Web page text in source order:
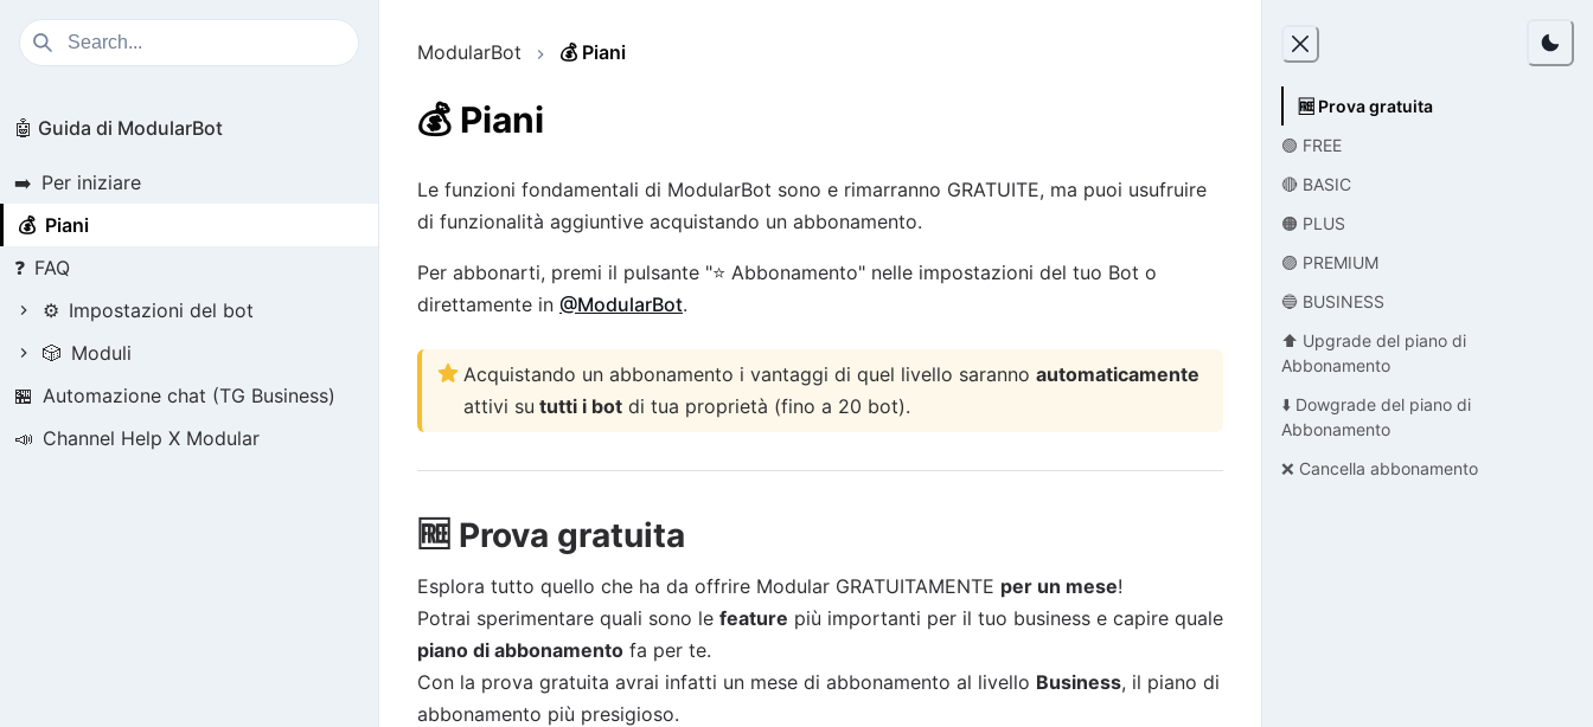
🤖 Guida di ModularBot
➡️ Per iniziare
💰 Piani
❓ FAQ
⚙️ Impostazioni del bot
🎲 Moduli
🏪 Automazione chat (TG Business)
📣 Channel Help X Modular
ModularBot 💰 Piani
💰 Piani
Le funzioni fondamentali di ModularBot sono e rimarranno GRATUITE, ma puoi usufruire
di funzionalità aggiuntive acquistando un abbonamento.
Per abbonarti, premi il pulsante "⭐️ Abbonamento" nelle impostazioni del tuo Bot o
direttamente in @ModularBot.
Acquistando un abbonamento i vantaggi di quel livello saranno automaticamente
attivi su tutti i bot di tua proprietà (fino a 20 bot).
🆓 Prova gratuita
Esplora tutto quello che ha da offrire Modular GRATUITAMENTE per un mese!
Potrai sperimentare quali sono le feature più importanti per il tuo business e capire quale
piano di abbonamento fa per te.
Con la prova gratuita avrai infatti un mese di abbonamento al livello Business, il piano di
abbonamento più presigioso.
🆓 Prova gratuita
🟢 FREE
🔴 BASIC
🟠 PLUS
🟣 PREMIUM
🔵 BUSINESS
⬆️ Upgrade del piano di
Abbonamento
⬇️ Dowgrade del piano di
Abbonamento
❌ Cancella abbonamento